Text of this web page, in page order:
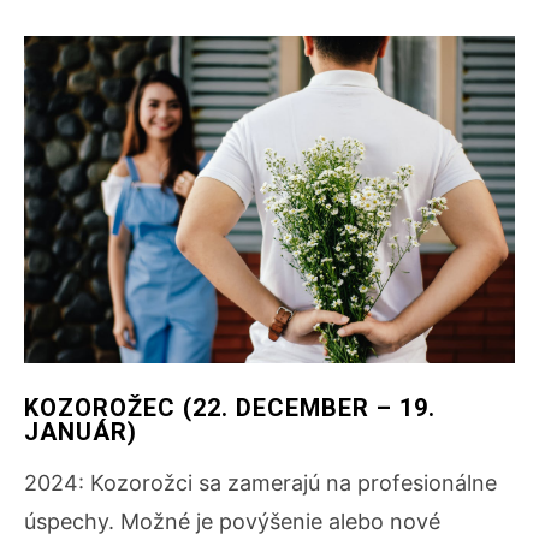
KOZOROŽEC (22. DECEMBER – 19.
JANUÁR)
2024: Kozorožci sa zamerajú na profesionálne
úspechy. Možné je povýšenie alebo nové